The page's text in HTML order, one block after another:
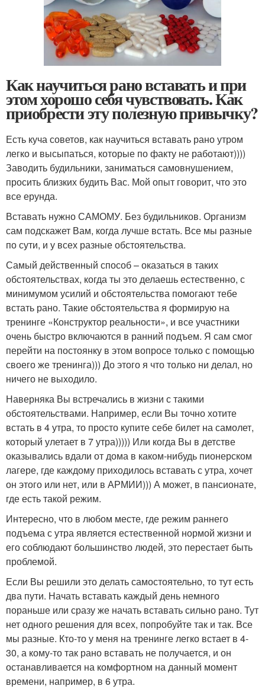
Как научиться рано вставать и при
этом хорошо себя чувствовать. Как
приобрести эту полезную привычку?
Есть куча советов, как научиться вставать рано утром
легко и высыпаться, которые по факту не работают))))
Заводить будильники, заниматься самовнушением,
просить близких будить Вас. Мой опыт говорит, что это
все ерунда.
Вставать нужно САМОМУ. Без будильников. Организм
сам подскажет Вам, когда лучше встать. Все мы разные
по сути, и у всех разные обстоятельства.
Самый действенный способ – оказаться в таких
обстоятельствах, когда ты это делаешь естественно, с
минимумом усилий и обстоятельства помогают тебе
встать рано. Такие обстоятельства я формирую на
тренинге «Конструктор реальности», и все участники
очень быстро включаются в ранний подъем. Я сам смог
перейти на постоянку в этом вопросе только с помощью
своего же тренинга))) До этого я что только ни делал, но
ничего не выходило.
Наверняка Вы встречались в жизни с такими
обстоятельствами. Например, если Вы точно хотите
встать в 4 утра, то просто купите себе билет на самолет,
который улетает в 7 утра))))) Или когда Вы в детстве
оказывались вдали от дома в каком-нибудь пионерском
лагере, где каждому приходилось вставать с утра, хочет
он этого или нет, или в АРМИИ))) А может, в пансионате,
где есть такой режим.
Интересно, что в любом месте, где режим раннего
подъема с утра является естественной нормой жизни и
его соблюдают большинство людей, это перестает быть
проблемой.
Если Вы решили это делать самостоятельно, то тут есть
два пути. Начать вставать каждый день немного
пораньше или сразу же начать вставать сильно рано. Тут
нет одного решения для всех, попробуйте так и так. Все
мы разные. Кто-то у меня на тренинге легко встает в 4-
30, а кому-то так рано вставать не получается, и он
останавливается на комфортном на данный момент
времени, например, в 6 утра.